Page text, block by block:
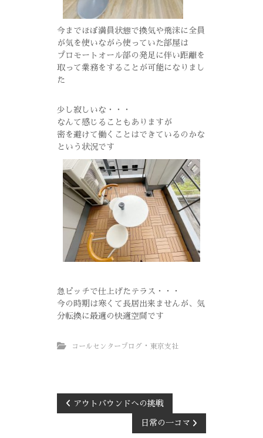
今までほぼ満員状態で換気や飛沫に全員
が気を使いながら使っていた部屋は
プロモートオール部の発足に伴い距離を
取って業務をすることが可能になりまし
た
少し寂しいな・・・
なんて感じることもありますが
密を避けて働くことはできているのかな
という状況です
急ピッチで仕上げたテラス・・・
今の時期は寒くて長居出来ませんが、気
分転換に最適の快適空間です
コールセンターブログ ・東京支社
アウトバウンドへの挑戦
日常の一コマ